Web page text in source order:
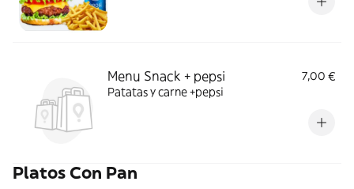
Menu Snack + pepsi
7,00 €
Patatas y carne +pepsi
Platos Con Pan